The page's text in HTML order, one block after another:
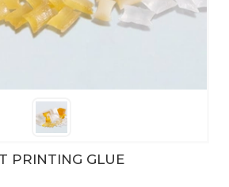
PRINTING GLUE